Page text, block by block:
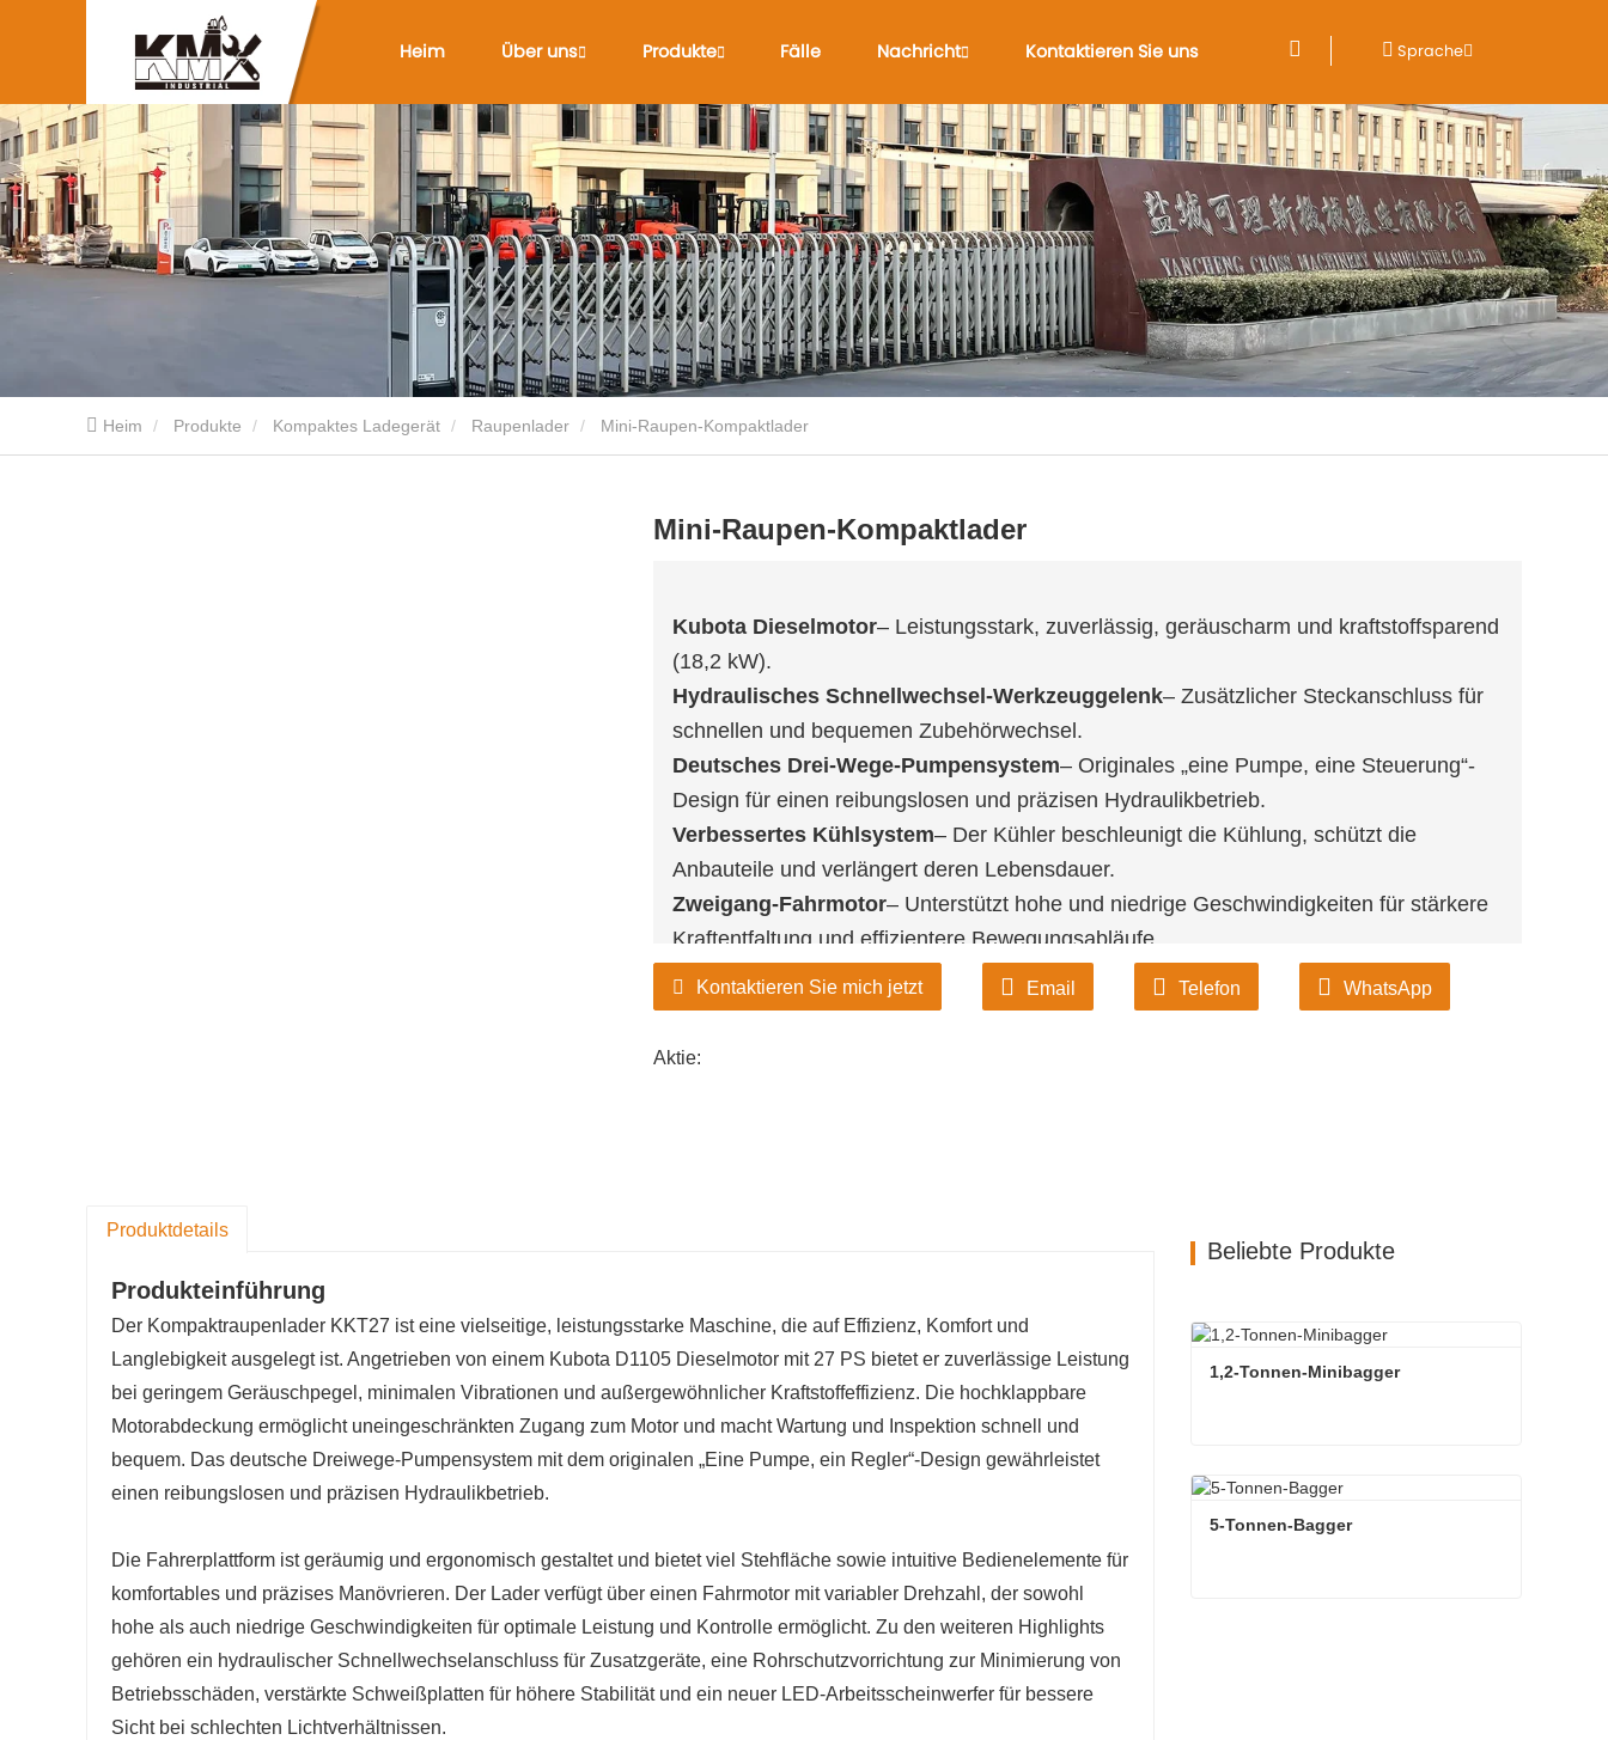
Heim Über uns Produkte Fälle Nachricht Kontaktieren Sie uns Sprache
Heim Produkte Kompaktes Ladegerät Raupenlader Mini-Raupen-Kompaktlader
Mini-Raupen-Kompaktlader
Kubota Dieselmotor– Leistungsstark, zuverlässig, geräuscharm und kraftstoffsparend
(18,2 kW).
Hydraulisches Schnellwechsel-Werkzeuggelenk– Zusätzlicher Steckanschluss für
schnellen und bequemen Zubehörwechsel.
Deutsches Drei-Wege-Pumpensystem– Originales „eine Pumpe, eine Steuerung“-
Design für einen reibungslosen und präzisen Hydraulikbetrieb.
Verbessertes Kühlsystem– Der Kühler beschleunigt die Kühlung, schützt die
Anbauteile und verlängert deren Lebensdauer.
Zweigang-Fahrmotor– Unterstützt hohe und niedrige Geschwindigkeiten für stärkere
Kraftentfaltung und effizientere Bewegungsabläufe.
Kontaktieren Sie mich jetzt Email Telefon WhatsApp
Aktie:
Produktdetails
Produkteinführung
Der Kompaktraupenlader KKT27 ist eine vielseitige, leistungsstarke Maschine, die auf Effizienz, Komfort und
Langlebigkeit ausgelegt ist. Angetrieben von einem Kubota D1105 Dieselmotor mit 27 PS bietet er zuverlässige Leistung
bei geringem Geräuschpegel, minimalen Vibrationen und außergewöhnlicher Kraftstoffeffizienz. Die hochklappbare
Motorabdeckung ermöglicht uneingeschränkten Zugang zum Motor und macht Wartung und Inspektion schnell und
bequem. Das deutsche Dreiwege-Pumpensystem mit dem originalen „Eine Pumpe, ein Regler“-Design gewährleistet
einen reibungslosen und präzisen Hydraulikbetrieb.
Die Fahrerplattform ist geräumig und ergonomisch gestaltet und bietet viel Stehfläche sowie intuitive Bedienelemente für
komfortables und präzises Manövrieren. Der Lader verfügt über einen Fahrmotor mit variabler Drehzahl, der sowohl
hohe als auch niedrige Geschwindigkeiten für optimale Leistung und Kontrolle ermöglicht. Zu den weiteren Highlights
gehören ein hydraulischer Schnellwechselanschluss für Zusatzgeräte, eine Rohrschutzvorrichtung zur Minimierung von
Betriebsschäden, verstärkte Schweißplatten für höhere Stabilität und ein neuer LED-Arbeitsscheinwerfer für bessere
Sicht bei schlechten Lichtverhältnissen.
Beliebte Produkte
1,2-Tonnen-Minibagger
1,2-Tonnen-Minibagger
Kontaktieren Sie mich jetzt
5-Tonnen-Bagger